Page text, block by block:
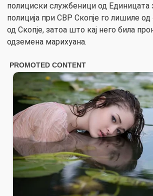
полициски службеници од Единицата
полиција при СВР Скопје го лишиле
од Скопје, затоа што кај него била
одземена марихуана.